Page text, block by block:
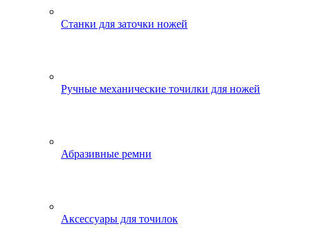
Станки для заточки ножей
Ручные механические точилки для ножей
Абразивные ремни
Аксессуары для точилок